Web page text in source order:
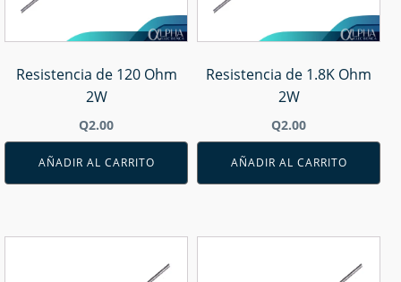
Resistencia de 120 Ohm
2W
Q2.00
AÑADIR AL CARRITO
Resistencia de 1.8K Ohm
2W
Q2.00
AÑADIR AL CARRITO